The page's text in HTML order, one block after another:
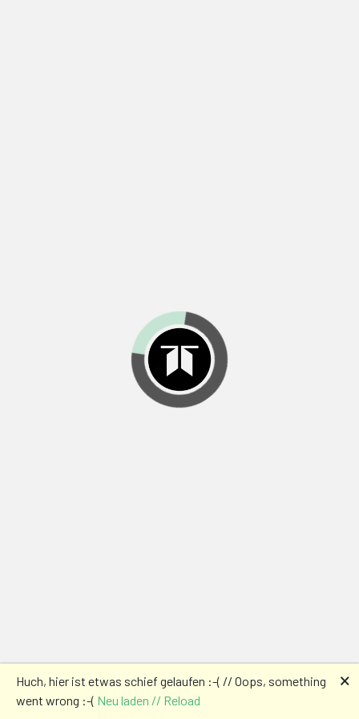
Huch, hier ist etwas schief gelaufen :-( // Oops, something
went wrong :-( Neu laden // Reload
🗙